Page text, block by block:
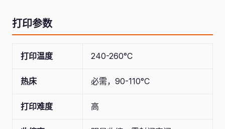
打印参数
打印温度 240-260°C
热床 必需，90-110°C
打印难度 高